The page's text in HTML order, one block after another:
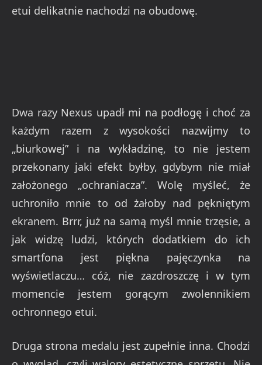
etui delikatnie nachodzi na obudowę.
Dwa razy Nexus upadł mi na podłogę i choć za
każdym razem z wysokości nazwijmy to
„biurkowej” i na wykładzinę, to nie jestem
przekonany jaki efekt byłby, gdybym nie miał
założonego „ochraniacza”. Wolę myśleć, że
uchroniło mnie to od żałoby nad pękniętym
ekranem. Brrr, już na samą myśl mnie trzęsie, a
jak widzę ludzi, których dodatkiem do ich
smartfona jest piękna pajęczynka na
wyświetlaczu… cóż, nie zazdroszczę i w tym
momencie jestem gorącym zwolennikiem
ochronnego etui.
Druga strona medalu jest zupełnie inna. Chodzi